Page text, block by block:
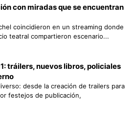
con miradas que se encuentran
coincidieron en un streaming donde
teatral compartieron escenario...
tráilers, nuevos libros, policiales
desde la creación de trailers para
festejos de publicación,